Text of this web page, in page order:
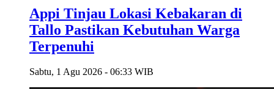
Appi Tinjau Lokasi Kebakaran di
Tallo Pastikan Kebutuhan Warga
Terpenuhi
Sabtu, 1 Agu 2026 - 06:33 WIB